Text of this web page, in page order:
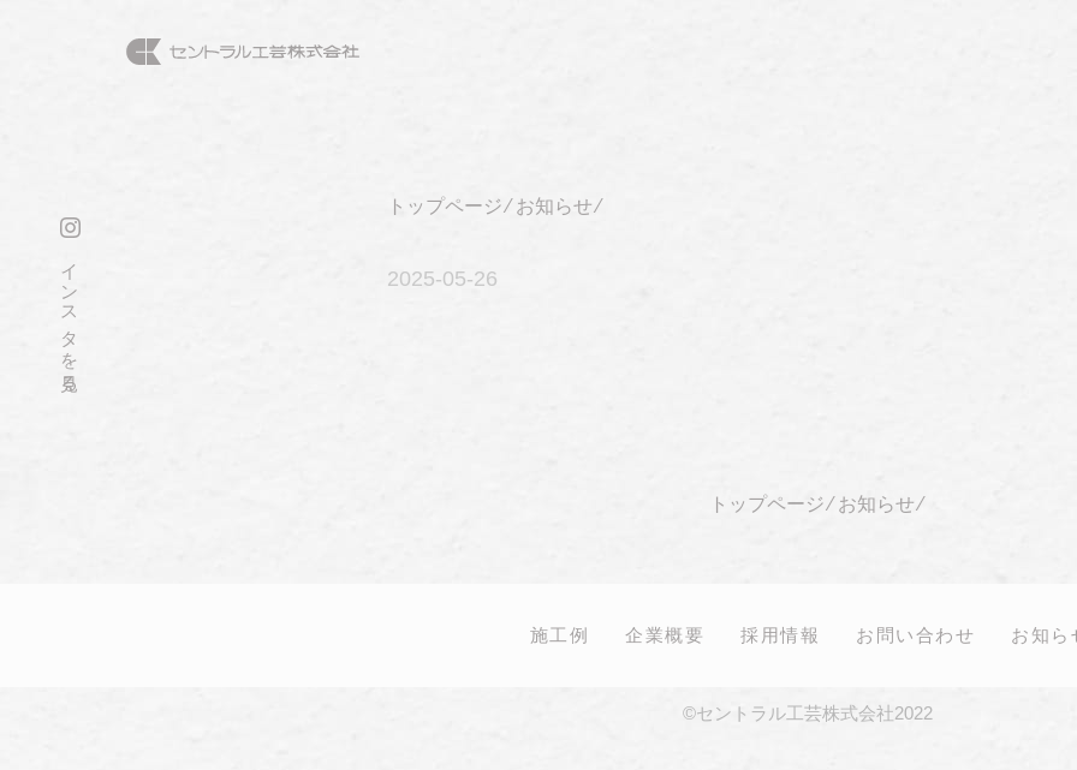
インスタを見る
トップページ⁄ お知らせ⁄
2025-05-26
トップページ⁄ お知らせ⁄
施工例 企業概要 採用情報 お問い合わせ お知ら
©セントラル工芸株式会社2022